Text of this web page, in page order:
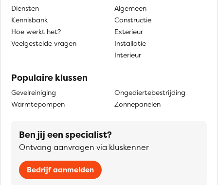
Diensten
Kennisbank
Hoe werkt het?
Veelgestelde vragen
Algemeen
Constructie
Exterieur
Installatie
Interieur
Populaire klussen
Gevelreiniging
Warmtepompen
Ongediertebestrijding
Zonnepanelen
Ben jij een specialist?
Ontvang aanvragen via kluskenner
Bedrijf aanmelden